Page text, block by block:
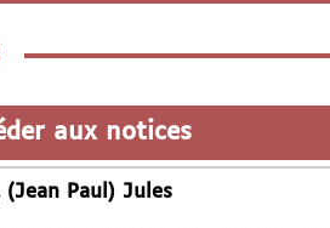
aux notices
(Jean Paul) Jules